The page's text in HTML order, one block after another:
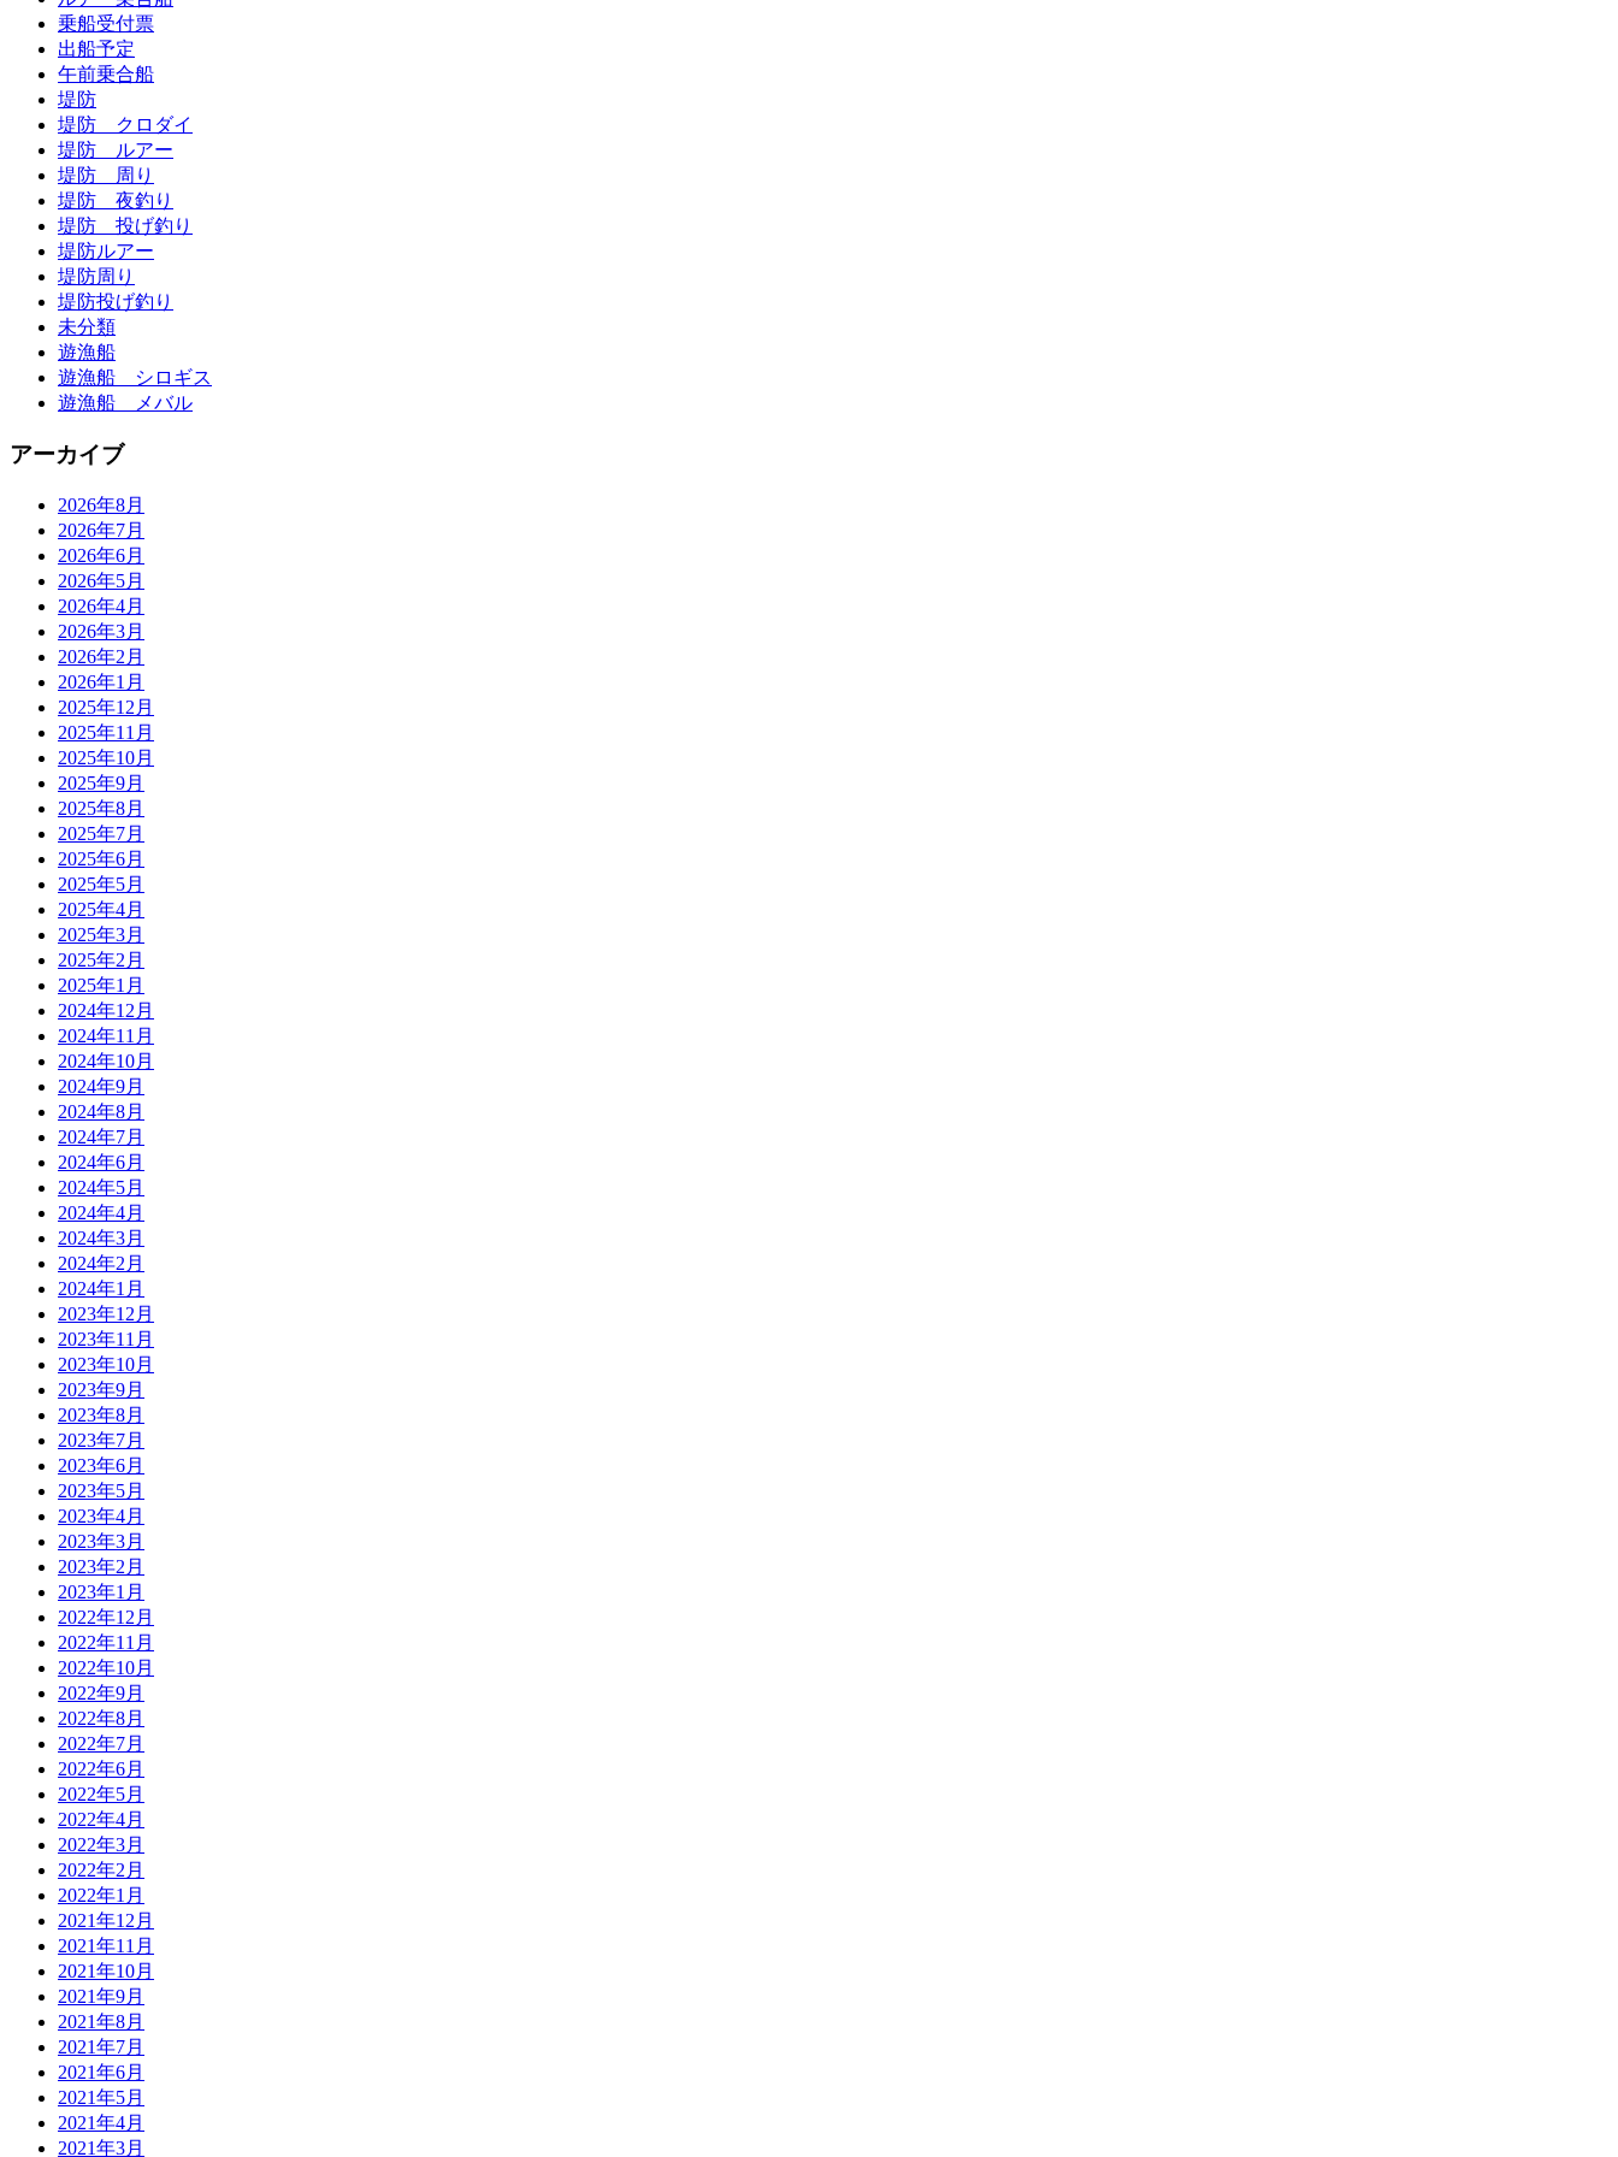
乗船受付票
出船予定
午前乗合船
堤防
堤防 クロダイ
堤防 ルアー
堤防 周り
堤防 夜釣り
堤防 投げ釣り
堤防ルアー
堤防周り
堤防投げ釣り
未分類
遊漁船
遊漁船 シロギス
遊漁船 メバル
アーカイブ
2026年8月
2026年7月
2026年6月
2026年5月
2026年4月
2026年3月
2026年2月
2026年1月
2025年12月
2025年11月
2025年10月
2025年9月
2025年8月
2025年7月
2025年6月
2025年5月
2025年4月
2025年3月
2025年2月
2025年1月
2024年12月
2024年11月
2024年10月
2024年9月
2024年8月
2024年7月
2024年6月
2024年5月
2024年4月
2024年3月
2024年2月
2024年1月
2023年12月
2023年11月
2023年10月
2023年9月
2023年8月
2023年7月
2023年6月
2023年5月
2023年4月
2023年3月
2023年2月
2023年1月
2022年12月
2022年11月
2022年10月
2022年9月
2022年8月
2022年7月
2022年6月
2022年5月
2022年4月
2022年3月
2022年2月
2022年1月
2021年12月
2021年11月
2021年10月
2021年9月
2021年8月
2021年7月
2021年6月
2021年5月
2021年4月
2021年3月